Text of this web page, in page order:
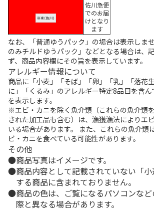
佐川急便
でのお届
けとなり
ます
なお、「普通ゆうパック」の場合は表示しま
のみチルドゆうパック」などとなる場合は、
ず、商品内容欄にその旨を表示しています。
アレルギー情報について
商品に「小麦」「そば」「卵」「乳」「落花
に」「くるみ」のアレルギー特定8品目を含
を表示します。
※エビ・カニを除く魚介類（これらの魚介類
された加工品も含む）は、漁獲漁法によりエ
いる場合があります。 また、これらの魚介類
ビ・カニを食べている可能性があります。
その他
商品写真はイメージです。
商品内容として記載されていない「
する商品に含まれておりません。
商品の色は、ご覧になるパソコンな
際と異なる場合があります。